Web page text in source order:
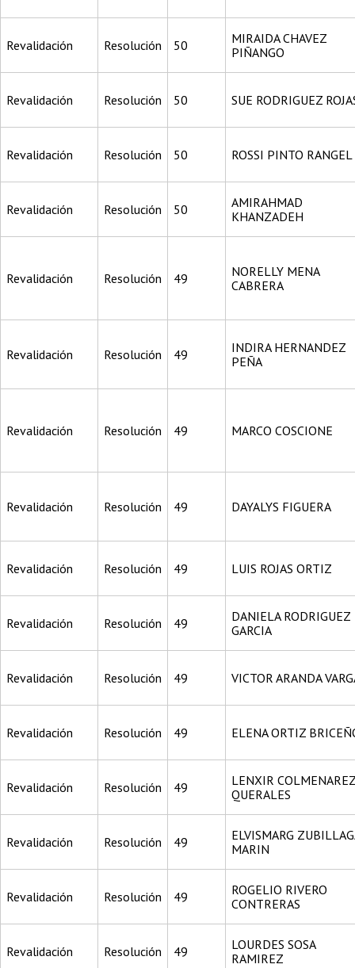
Revalidación Resolución 50
MIRAIDA CHAVEZ
PIÑANGO
Revalidación Resolución 50 SUE RODRIGUEZ
Revalidación Resolución 50 ROSSI PINTO RANGEL
Revalidación Resolución 50
AMIRAHMAD
KHANZADEH
Revalidación Resolución 49
NORELLY MENA
CABRERA
Revalidación Resolución 49
INDIRA HERNANDEZ
PEÑA
Revalidación Resolución 49 MARCO COSCIONE
Revalidación Resolución 49 DAYALYS FIGUERA
Revalidación Resolución 49 LUIS ROJAS ORTIZ
Revalidación Resolución 49
DANIELA RODRIGUEZ
GARCIA
Revalidación Resolución 49 VICTOR ARANDA
Revalidación Resolución 49 ELENA ORTIZ
Revalidación Resolución 49
LENXIR
QUERALES
Revalidación Resolución 49
ELVISMARG
MARIN
Revalidación Resolución 49
ROGELIO RIVERO
CONTRERAS
Revalidación Resolución 49
LOURDES SOSA
RAMIREZ